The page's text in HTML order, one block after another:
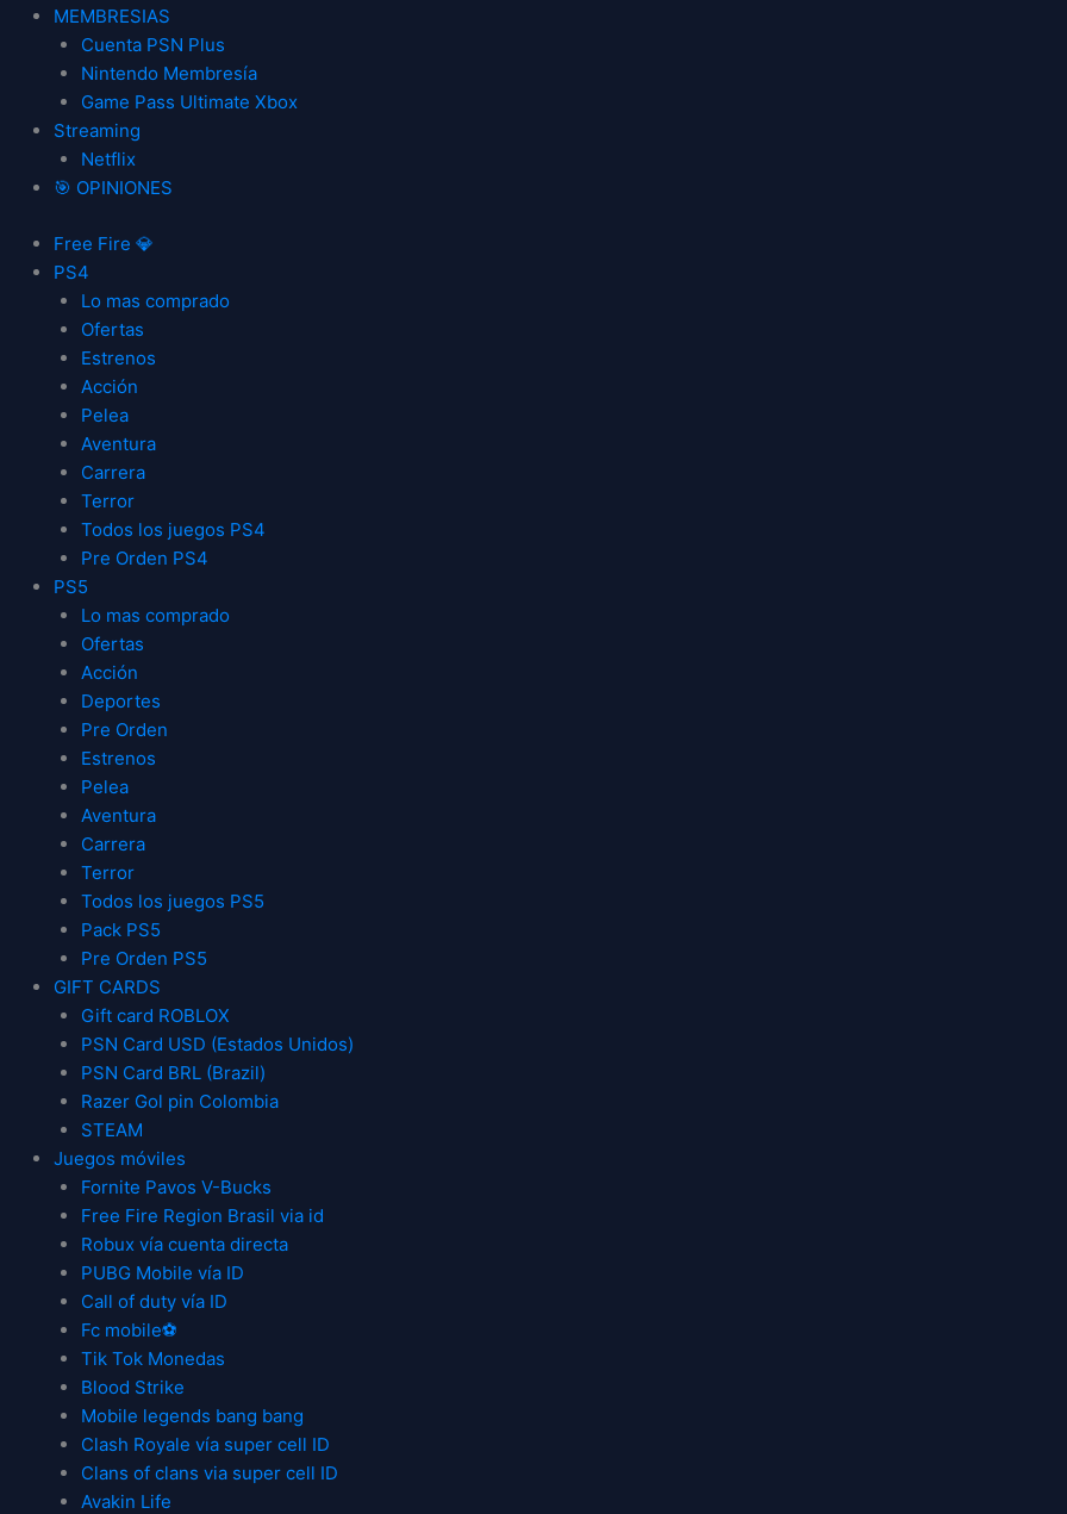
MEMBRESIAS
Cuenta PSN Plus
Nintendo Membresía
Game Pass Ultimate Xbox
Streaming
Netflix
🎯 OPINIONES
Free Fire 💎
PS4
Lo mas comprado
Ofertas
Estrenos
Acción
Pelea
Aventura
Carrera
Terror
Todos los juegos PS4
Pre Orden PS4
PS5
Lo mas comprado
Ofertas
Acción
Deportes
Pre Orden
Estrenos
Pelea
Aventura
Carrera
Terror
Todos los juegos PS5
Pack PS5
Pre Orden PS5
GIFT CARDS
Gift card ROBLOX
PSN Card USD (Estados Unidos)
PSN Card BRL (Brazil)
Razer Gol pin Colombia
STEAM
Juegos móviles
Fornite Pavos V-Bucks
Free Fire Region Brasil via id
Robux vía cuenta directa
PUBG Mobile vía ID
Call of duty vía ID
Fc mobile⚽
Tik Tok Monedas
Blood Strike
Mobile legends bang bang
Clash Royale vía super cell ID
Clans of clans via super cell ID
Avakin Life